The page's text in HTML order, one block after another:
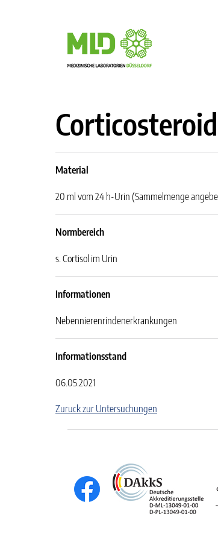
Material
20 ml vom 24 h-Urin (Sammelmenge
Normbereich
s. Cortisol im Urin
Informationen
Nebennierenrindenerkrankungen
Informationsstand
06.05.2021
Zuruck zur Untersuchungen